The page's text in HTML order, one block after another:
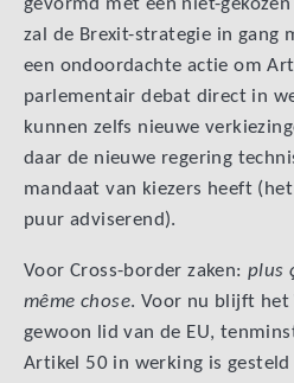
gevormd met een niet-
zal de Brexit-strategie in gang
een ondoordachte actie om
parlementair debat direct in
kunnen zelfs nieuwe
daar de nieuwe regering
mandaat van kiezers heeft
puur adviserend).
Voor Cross-border zaken: plus
même chose. Voor nu blijft het
gewoon lid van de EU,
Artikel 50 in werking is